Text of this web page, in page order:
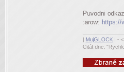
Puvodni
:arow: https://
MujGLOCK | - <
Citát dne: